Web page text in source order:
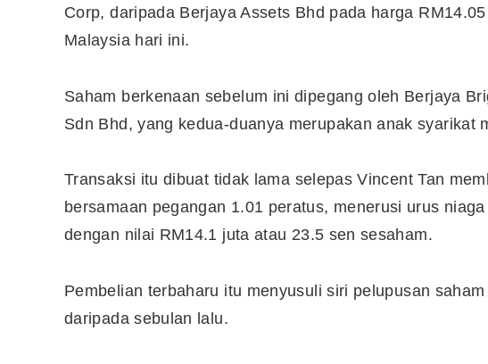
Corp, daripada Berjaya Assets Bhd pada harga
Malaysia hari ini.
Saham berkenaan sebelum ini dipegang oleh Berjaya
Sdn Bhd, yang kedua-duanya merupakan anak syarikat
Transaksi itu dibuat tidak lama selepas Vincent Tan
bersamaan pegangan 1.01 peratus, menerusi urus
dengan nilai RM14.1 juta atau 23.5 sen sesaham.
Pembelian terbaharu itu menyusuli siri pelupusan
daripada sebulan lalu.